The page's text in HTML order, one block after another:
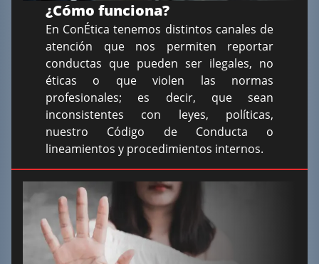
¿Cómo funciona?
En ConÉtica tenemos distintos canales de
atención que nos permiten reportar
conductas que pueden ser ilegales, no
éticas o que violen las normas
profesionales; es decir, que sean
inconsistentes con leyes, políticas,
nuestro Código de Conducta o
lineamientos y procedimientos internos.